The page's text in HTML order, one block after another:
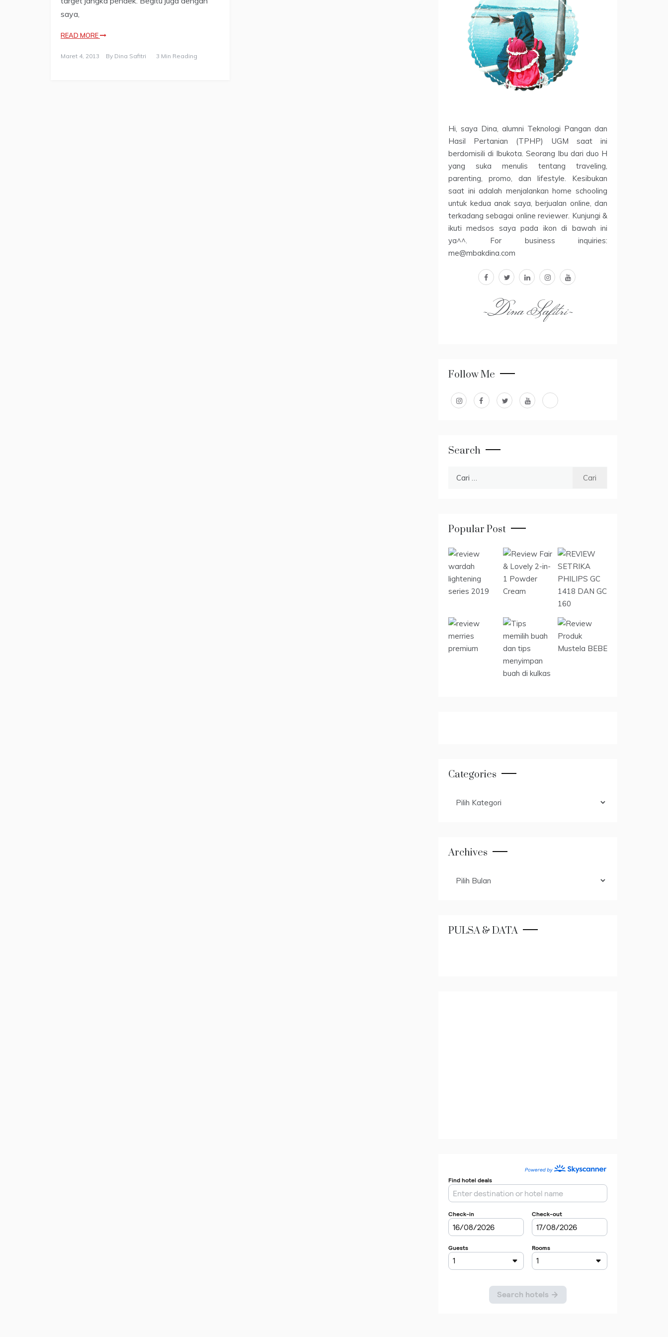
saya,
READ MORE
Maret 4, 2013 By Dina Safitri 3 Min Reading
Hi, saya Dina, alumni Teknologi Pangan dan
Hasil Pertanian (TPHP) UGM saat ini
berdomisili di Ibukota. Seorang Ibu dari duo H
yang suka menulis tentang traveling,
parenting, promo, dan lifestyle. Kesibukan
saat ini adalah menjalankan home schooling
untuk kedua anak saya, berjualan online, dan
terkadang sebagai online reviewer. Kunjungi &
ikuti medsos saya pada ikon di bawah ini
ya^^. For business inquiries:
me@mbakdina.com
facebooktwitterlinkedininstagram
youtube
~Dina Safitri~
Follow Me
Search
Popular Post
Categories
Archives
PULSA & DATA